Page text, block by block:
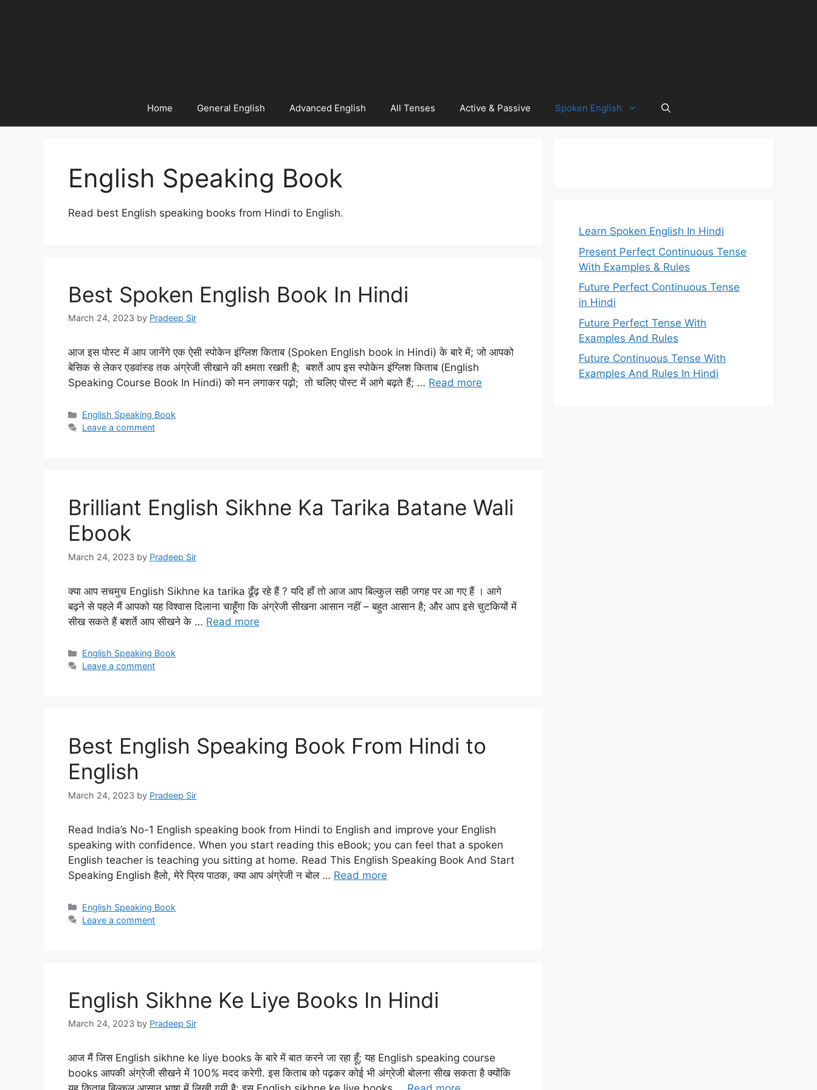
Home General English Advanced English All Tenses Active & Passive Spoken English
English Speaking Book
Read best English speaking books from Hindi to English.
Best Spoken English Book In Hindi
March 24, 2023 by Pradeep Sir
आज इस पोस्ट में आप जानेंगे एक ऐसी स्पोकेन इंग्लिश किताब (Spoken English book in Hindi) के बारे में; जो आपको
बेसिक से लेकर एडवांस्ड तक अंग्रेजी सीखाने की क्षमता रखती है; बशर्ते आप इस स्पोकेन इंग्लिश किताब (English
Speaking Course Book In Hindi) को मन लगाकर पढ़ो; तो चलिए पोस्ट में आगे बढ़ते हैं; … Read more
Categories
English Speaking Book
Leave a comment
Brilliant English Sikhne Ka Tarika Batane Wali
Ebook
March 24, 2023 by Pradeep Sir
क्या आप सचमुच English Sikhne ka tarika ढूँढ़ रहे हैं ? यदि हाँ तो आज आप बिल्कुल सही जगह पर आ गए हैं । आगे
बढ़ने से पहले मैं आपको यह विश्वास दिलाना चाहूँगा कि अंग्रेजी सीखना आसान नहीं – बहुत आसान है; और आप इसे चुटकियों में
सीख सकते हैं बशर्ते आप सीखने के … Read more
Categories
English Speaking Book
Leave a comment
Best English Speaking Book From Hindi to
English
March 24, 2023 by Pradeep Sir
Read India’s No-1 English speaking book from Hindi to English and improve your English
speaking with confidence. When you start reading this eBook; you can feel that a spoken
English teacher is teaching you sitting at home. Read This English Speaking Book And Start
Speaking English हैलो, मेरे प्रिय पाठक, क्या आप अंग्रेजी न बोल … Read more
Categories
English Speaking Book
Leave a comment
English Sikhne Ke Liye Books In Hindi
March 24, 2023 by Pradeep Sir
आज मैं जिस English sikhne ke liye books के बारे में बात करने जा रहा हूँ; यह English speaking course
books आपकी अंग्रेजी सीखने में 100% मदद करेगी. इस किताब को पढ़कर कोई भी अंग्रेजी बोलना सीख सकता है क्योंकि
Learn Spoken English In Hindi
Present Perfect Continuous Tense
With Examples & Rules
Future Perfect Continuous Tense
in Hindi
Future Perfect Tense With
Examples And Rules
Future Continuous Tense With
Examples And Rules In Hindi